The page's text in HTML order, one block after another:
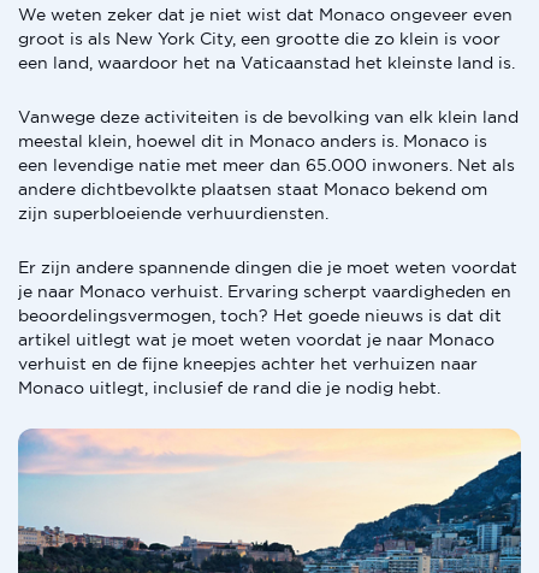
We weten zeker dat je niet wist dat Monaco ongeveer even
groot is als New York City, een grootte die zo klein is voor
een land, waardoor het na Vaticaanstad het kleinste land is.
Vanwege deze activiteiten is de bevolking van elk klein land
meestal klein, hoewel dit in Monaco anders is. Monaco is
een levendige natie met meer dan 65.000 inwoners. Net als
andere dichtbevolkte plaatsen staat Monaco bekend om
zijn superbloeiende verhuurdiensten.
Er zijn andere spannende dingen die je moet weten voordat
je naar Monaco verhuist. Ervaring scherpt vaardigheden en
beoordelingsvermogen, toch? Het goede nieuws is dat dit
artikel uitlegt wat je moet weten voordat je naar Monaco
verhuist en de fijne kneepjes achter het verhuizen naar
Monaco uitlegt, inclusief de rand die je nodig hebt.